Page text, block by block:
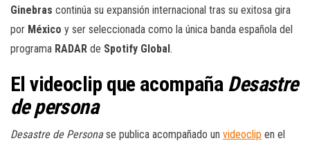
Ginebras continúa su expansión internacional tras su exitosa gira
por México y ser seleccionada como la única banda española del
programa RADAR de Spotify Global.
El videoclip que acompaña Desastre
de persona
Desastre de Personase publica acompañado un videoclip en el